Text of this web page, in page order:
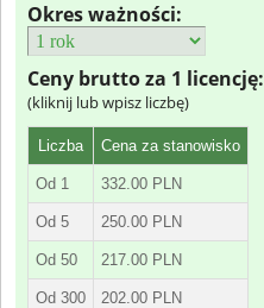
Okres ważności:
Ceny brutto za 1 licencję:
(kliknij lub wpisz liczbę)
Liczba Cena za stanowisko
Od 1 332.00 PLN
Od 5 250.00 PLN
Od 50 217.00 PLN
Od 300 202.00 PLN